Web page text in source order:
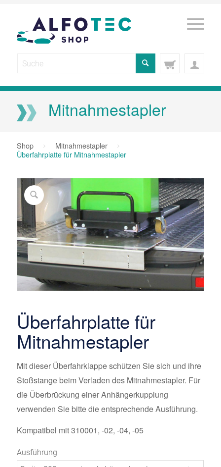
Mitnahmestapler
Shop
Mitnahmestapler
Überfahrplatte für Mitnahmestapler
Überfahrplatte für
Mitnahmestapler
Mit dieser Überfahrklappe schützen Sie sich und ihre
Stoßstange beim Verladen des Mitnahmestapler. Für
die Überbrückung einer Anhängerkupplung
verwenden Sie bitte die entsprechende Ausführung.
Kompatibel mit 310001, -02, -04, -05
Ausführung